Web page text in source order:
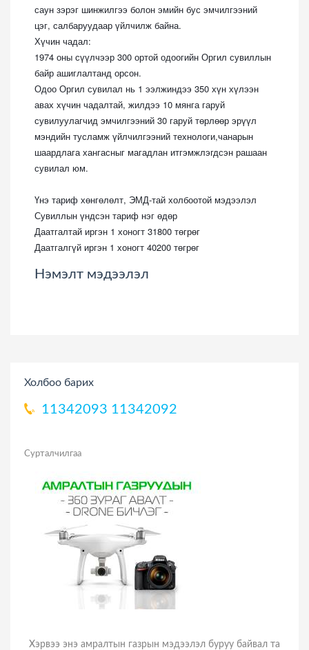
саун зэрэг шинжилгээ болон эмийн бус эмчилгээний
цэг, салбаруудаар үйлчилж байна.
Хүчин чадал:
1974 оны сүүлчээр 300 ортой одоогийн Оргил сувиллын
байр ашиглалтанд орсон.
Одоо Оргил сувилал нь 1 ээлжиндээ 350 хүн хүлээн
авах хүчин чадалтай, жилдээ 10 мянга гаруй
сувилуулагчид эмчилгээний 30 гаруй төрлөөр эрүүл
мэндийн тусламж үйлчилгээний технологи,чанарын
шаардлага хангасныг магадлан итгэмжлэгдсэн рашаан
сувилал юм.
Үнэ тариф хөнгөлөлт, ЭМД-тай холбоотой мэдээлэл
Сувиллын үндсэн тариф нэг өдөр
Даатгалтай иргэн 1 хоногт 31800 төгрөг
Даатгалгүй иргэн 1 хоногт 40200 төгрөг
Нэмэлт мэдээлэл
Холбоо барих
11342093 11342092
Сурталчилгаа
Хэрвээ энэ амралтын газрын мэдээлэл буруу байвал та